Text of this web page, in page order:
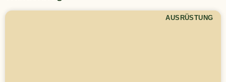
AUSRÜSTUNG